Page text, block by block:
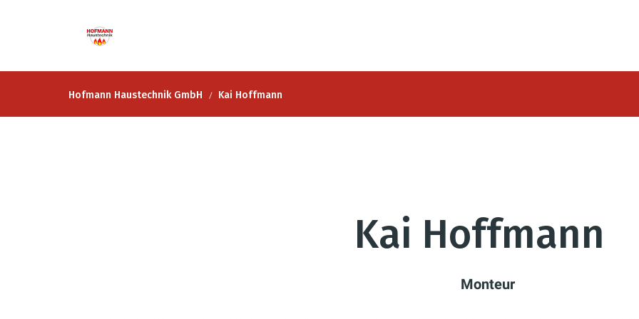
Hofmann Haustechnik GmbH Kai Hoffmann
Kai Hoffmann
Monteur